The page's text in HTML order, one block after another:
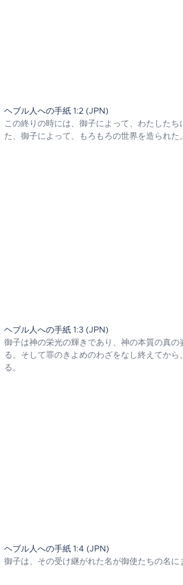
ヘブル人への手紙 1:2 (JPN)
この終りの時には、御子によって、わたした
た、御子によって、もろもろの世界を造られた。
ヘブル人への手紙 1:3 (JPN)
御子は神の栄光の輝きであり、神の本質の真
る。そして罪のきよめのわざをなし終えてか
る。
ヘブル人への手紙 1:4 (JPN)
御子は、その受け継がれた名が御使たちの名に